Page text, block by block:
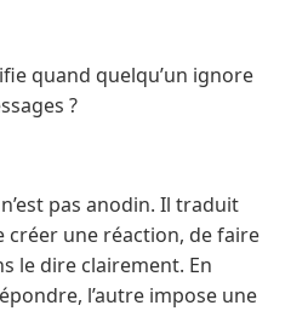
quand quelqu’un ignore
?
pas anodin. Il traduit
créer une réaction, de faire
le dire clairement. En
l’autre impose une